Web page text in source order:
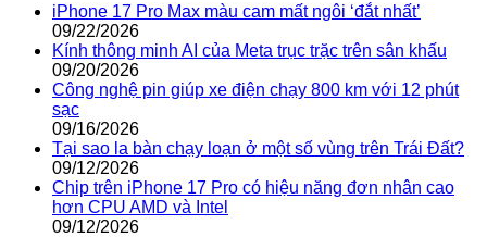
iPhone 17 Pro Max màu cam mất ngôi ‘đắt nhất’
09/22/2026
Kính thông minh AI của Meta trục trặc trên sân khấu
09/20/2026
Công nghệ pin giúp xe điện chạy 800 km với 12 phút
sạc
09/16/2026
Tại sao la bàn chạy loạn ở một số vùng trên Trái Đất?
09/12/2026
Chip trên iPhone 17 Pro có hiệu năng đơn nhân cao
hơn CPU AMD và Intel
09/12/2026